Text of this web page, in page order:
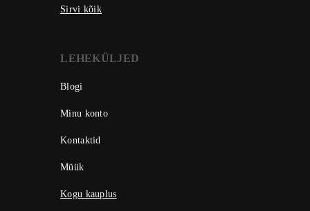
Sirvi kõik
LEHEKÜLJED
Blogi
Minu konto
Kontaktid
Müük
Kogu kauplus